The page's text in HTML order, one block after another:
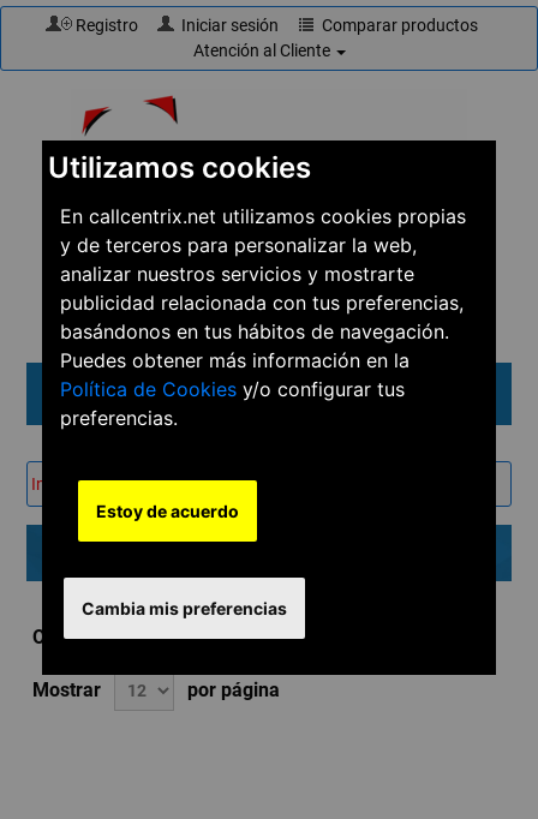
Utilizamos cookies
En callcentrix.net utilizamos cookies propias
y de terceros para personalizar la web,
analizar nuestros servicios y mostrarte
publicidad relacionada con tus preferencias,
basándonos en tus hábitos de navegación.
Puedes obtener más información en la
Política de Cookies y/o configurar tus
preferencias.
Estoy de acuerdo
Cambia mis preferencias
Registro Iniciar sesión
Comparar productos
Atención al Cliente
☎910 61 60 15
Menú
Inicio → Productos → Conferencia
Videoconferencia
Ordenar por
Mostrar por página